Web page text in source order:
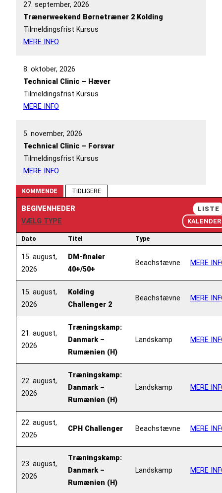
27. september, 2026
Trænerweekend Børnetræner 2 Kolding
Tilmeldingsfrist Kursus
MERE INFO
8. oktober, 2026
Technical Clinic – Hæver
Tilmeldingsfrist Kursus
MERE INFO
5. november, 2026
Technical Clinic – Forsvar
Tilmeldingsfrist Kursus
MERE INFO
KOMMENDE TIDLIGERE
BEGIVENHEDER
VÆLG TYPE
LISTE
KALENDER
Dato Titel Type
15. august,
2026
DM-finaler
40+/50+
Beachstævne MERE
15. august,
2026
Kolding
Challenger 2
Beachstævne MERE
21. august,
2026
Træningskamp:
Danmark –
Rumænien (H)
Landskamp MERE
22. august,
2026
Træningskamp:
Danmark –
Rumænien (H)
Landskamp MERE
22. august,
2026
CPH Challenger Beachstævne MERE
23. august,
2026
Træningskamp:
Danmark –
Rumænien (H)
Landskamp MERE